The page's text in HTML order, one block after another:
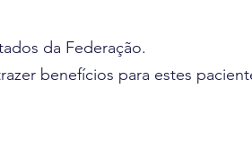
da Federação.
benefícios para estes